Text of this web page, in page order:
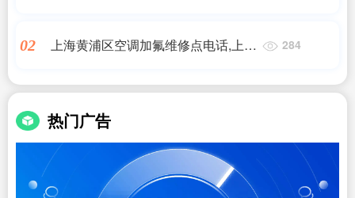
02
上海黄浦区空调加氟维修点电话,上海
小时400
284
热门广告